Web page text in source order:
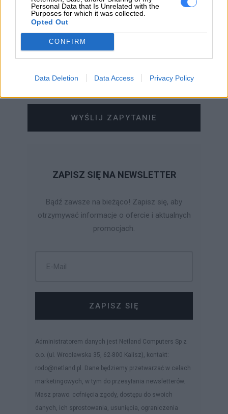
Personal Data that Is Unrelated with the
Purposes for which it was collected.
Opted Out
CONFIRM
Data Deletion Data Access Privacy Policy
WYŚLIJ ZAPYTANIE
ZAPISZ SIĘ NA NEWSLETTER
Bądź zawsze na bieżąco! Zapisz się, aby
otrzymywać informacje o ofercie i aktualnych
promocjach.
ZAPISZ SIĘ
Administratorem danych jest Netland Computers Sp z
o.o. (ul. Wrocławska 35, 62-800 Kalisz), kontakt:
rodo@netland.pl. Dane będziemy przetwarzać w celach
marketingowych, w tym do przesyłania newsletterów.
Masz prawo: cofnięcia zgody, dostępu do swoich
danych, ich sprostowania, usunięcia, ograniczenia